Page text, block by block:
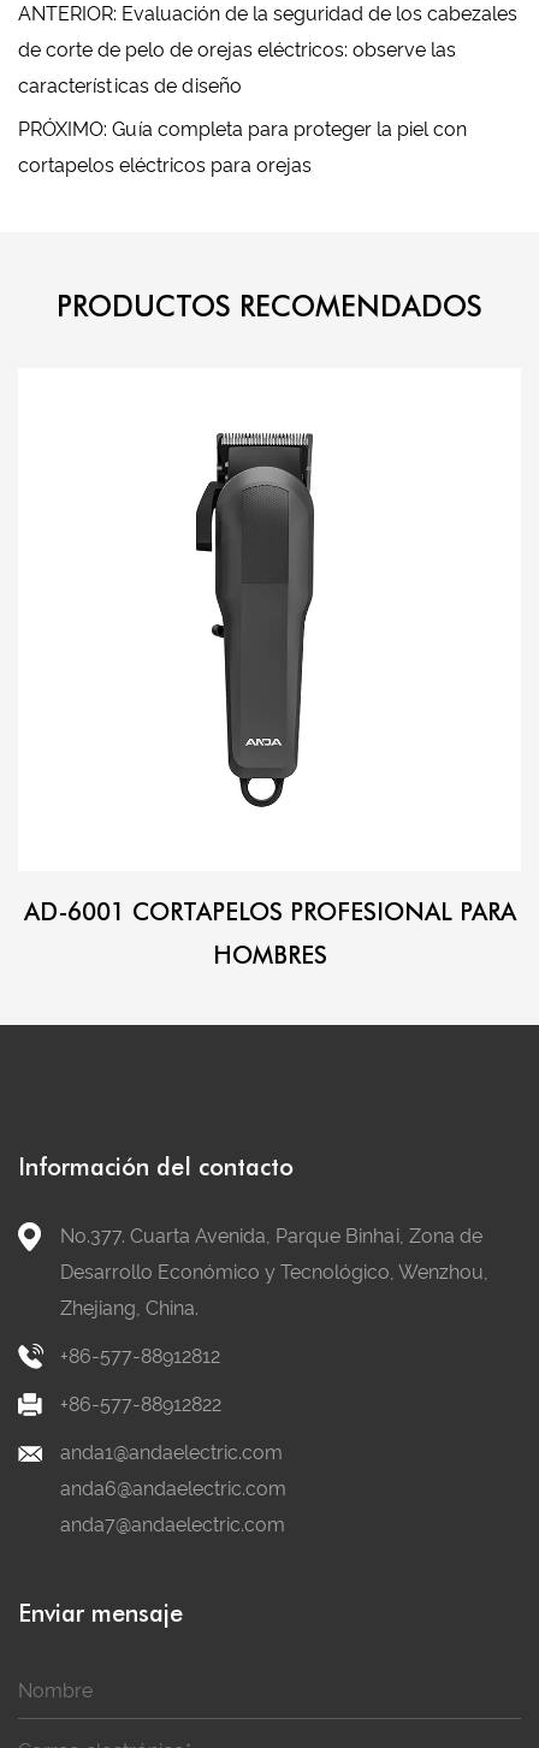
ANTERIOR: Evaluación de la seguridad de los cabezales
de corte de pelo de orejas eléctricos: observe las
características de diseño
PRÓXIMO: Guía completa para proteger la piel con
cortapelos eléctricos para orejas
PRODUCTOS RECOMENDADOS
AD-6001 CORTAPELOS PROFESIONAL PARA
HOMBRES
Información del contacto
No.377. Cuarta Avenida, Parque Binhai, Zona de
Desarrollo Económico y Tecnológico, Wenzhou,
Zhejiang, China.
+86-577-88912812
+86-577-88912822
anda1@andaelectric.com
anda6@andaelectric.com
anda7@andaelectric.com
Enviar mensaje